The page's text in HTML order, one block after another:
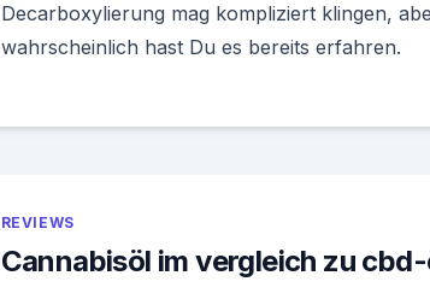
Decarboxylierung mag kompliziert klingen,
wahrscheinlich hast Du es bereits erfahren.
REVIEWS
Cannabisöl im vergleich zu